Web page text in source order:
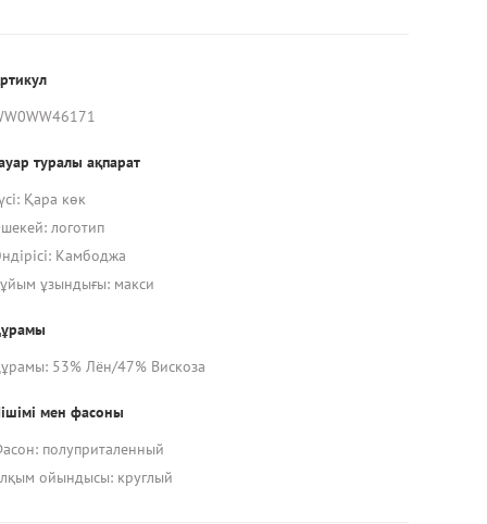
туралы ақпарат
Қара көк
логотип
Камбоджа
ұзындығы: макси
53% Лён/47% Вискоза
мен фасоны
полуприталенный
ойындысы: круглый